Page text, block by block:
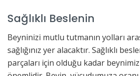
Sağlıklı Beslenin
Beyninizi mutlu tutmanın yolları
sağlığınız yer alacaktır. Sağlıklı
parçaları için olduğu kadar